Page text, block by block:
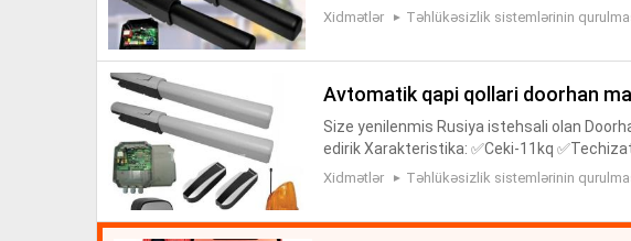
0% ✅Qorunma reytinqi-IP54 ✅Guc-3000N
Xidmətlər Təhlükəsizlik sistemlərinin
avtomatik qapi qollari doorhan
Size yenilenmis Rusiya istehsali olan
edirik Xarakteristika: ✅Ceki-11kq
0% ✅Qorunma reytinqi-IP54 ✅Guc-3000N
Xidmətlər Təhlükəsizlik sistemlərinin